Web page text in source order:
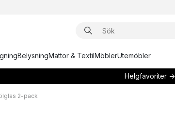
BelysningMattor & TextilMöblerUtemöbler
Helgfavoriter →
2-pack